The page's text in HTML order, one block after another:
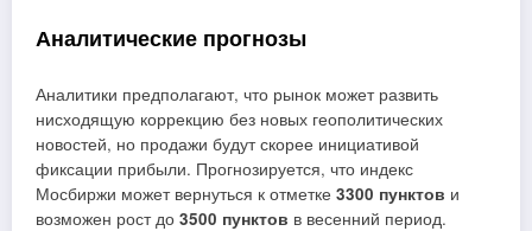
Аналитические прогнозы
Аналитики предполагают, что рынок может развить
нисходящую коррекцию без новых геополитических
новостей, но продажи будут скорее инициативой
фиксации прибыли. Прогнозируется, что индекс
Мосбиржи может вернуться к отметке 3300 пунктов и
возможен рост до 3500 пунктов в весенний период.